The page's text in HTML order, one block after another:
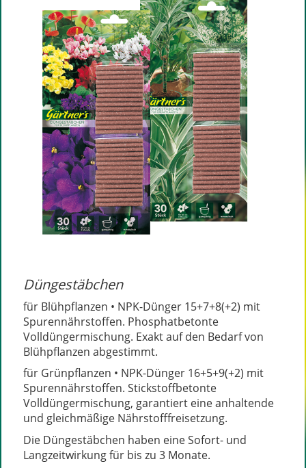
Düngestäbchen
für Blühpflanzen • NPK-Dünger 15+7+8(+2) mit
Spurennährstoffen. Phosphatbetonte
Volldüngermischung. Exakt auf den Bedarf von
Blühpflanzen abgestimmt.
für Grünpflanzen • NPK-Dünger 16+5+9(+2) mit
Spurennährstoffen. Stickstoffbetonte
Volldüngermischung, garantiert eine anhaltende
und gleichmäßige Nährstofffreisetzung.
Die Düngestäbchen haben eine Sofort- und
Langzeitwirkung für bis zu 3 Monate.